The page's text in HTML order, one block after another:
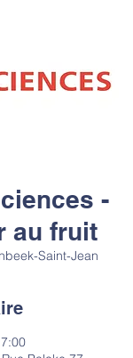
-
au fruit
Saint-Jean